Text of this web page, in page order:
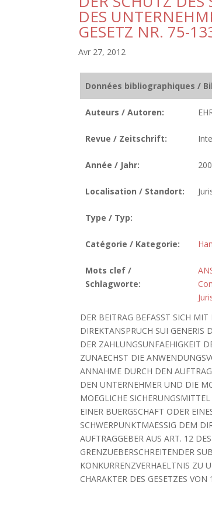
DES
GESETZ NR. 75-
Avr 27, 2012
Données bibliographiques /
Auteurs / Autoren:
Revue / Zeitschrift:
Année / Jahr:
Localisation / Standort:
Type / Typ:
Catégorie / Kategorie:
Mots clef /
Schlagworte:
DER BEITRAG BEFASST SICH
DIREKTANSPRUCH SUI GENERIS
DER ZAHLUNGSUNFAEHIGKEIT
ZUNAECHST DIE
ANNAHME DURCH DEN
DEN UNTERNEHMER UND DIE
MOEGLICHE
EINER BUERGSCHAFT ODER
SCHWERPUNKTMAESSIG DEM
AUFTRAGGEBER AUS ART. 12
GRENZUEBERSCHREITENDER
KONKURRENZVERHAELTNIS ZU
CHARAKTER DES GESETZES